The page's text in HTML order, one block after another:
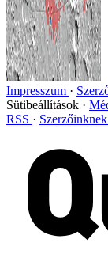
Impresszum
Sütibeállítások
RSS
Szerzőinknek